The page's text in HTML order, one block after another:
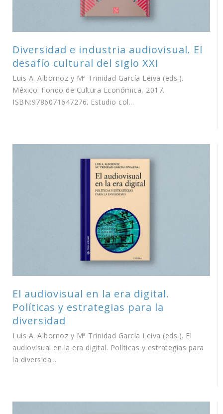
Diversidad e industria audiovisual. El
desafío cultural del siglo XXI
Luis A. Albornoz y Mª Trinidad García Leiva (eds.).
México: Fondo de Cultura Económica, 2017.
ISBN:9786071647276. Estudio col...
El audiovisual en la era digital.
Políticas y estrategias para la
diversidad
Luis A. Albornoz y Mª Trinidad García Leiva (eds.). El
audiovisual en la era digital. Políticas y estrategias para
la diversida...